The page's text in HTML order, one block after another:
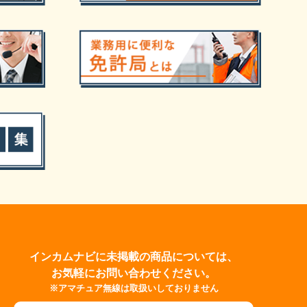
インカムナビに未掲載の商品については、
お気軽にお問い合わせください。
※アマチュア無線は取扱いしておりません